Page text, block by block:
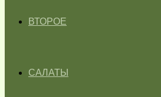
ВТОРОЕ
САЛАТЫ